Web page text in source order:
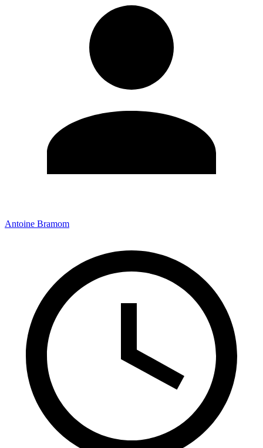
Antoine Bramom